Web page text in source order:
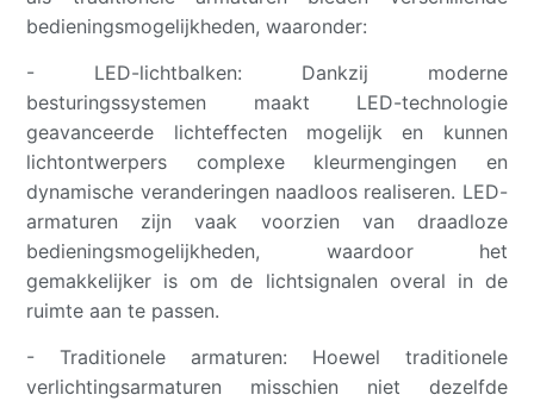
bedieningsmogelijkheden, waaronder:
- LED-lichtbalken: Dankzij moderne
besturingssystemen maakt LED-technologie
geavanceerde lichteffecten mogelijk en kunnen
lichtontwerpers complexe kleurmengingen en
dynamische veranderingen naadloos realiseren. LED-
armaturen zijn vaak voorzien van draadloze
bedieningsmogelijkheden, waardoor het
gemakkelijker is om de lichtsignalen overal in de
ruimte aan te passen.
- Traditionele armaturen: Hoewel traditionele
verlichtingsarmaturen misschien niet dezelfde